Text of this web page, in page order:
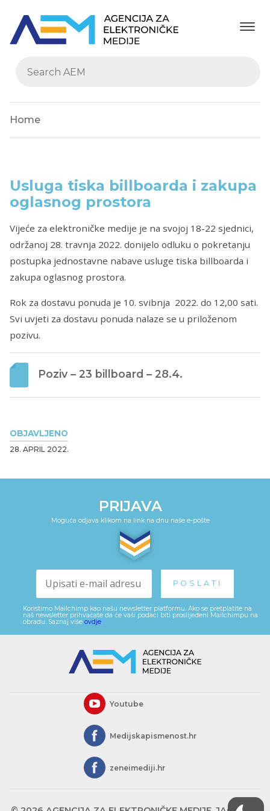
Home
OBJAVLJENO
28. APRIL 2022.
Usluga tiska billboarda i zakupa
oglasnog prostora
Vijeće za elektroničke medije je na svojoj 18-22 sjednici,
održanoj 28. travnja 2022. donijelo odluku o pokretanju
postupka jednostavne nabave usluge tiska billboarda i
zakupa oglasnog prostora.
Rok za dostavu ponuda je 10. svibnja 2022. do 12,00 sati.
Svi uvjeti za dostavu ponuda nalaze se u priloženom
pozivu.
Poziv – 23 billboard – 28.4.
PRIJAVA
Moguća odjava klikom na link na dnu naše e-pošte
Koristimo Mailchimp kao našu newsletter platformu. Ako se pretplatite na
naš newsletter prihvaćate da će vaši podaci biti proslijeđeni Mailchimpu na
obradu. Saznaj više ovdje.
Youtube
Medijskapismenost.hr
zeneimediji.hr